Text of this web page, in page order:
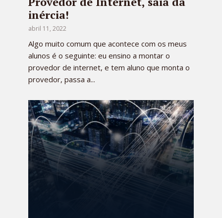
inércia!
abril 11, 2022
Algo muito comum que acontece com os meus
alunos é o seguinte: eu ensino a montar o
provedor de internet, e tem aluno que monta o
provedor, passa a...